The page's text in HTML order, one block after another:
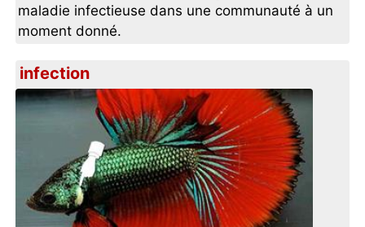
maladie infectieuse dans une communauté à un
moment donné.
infection